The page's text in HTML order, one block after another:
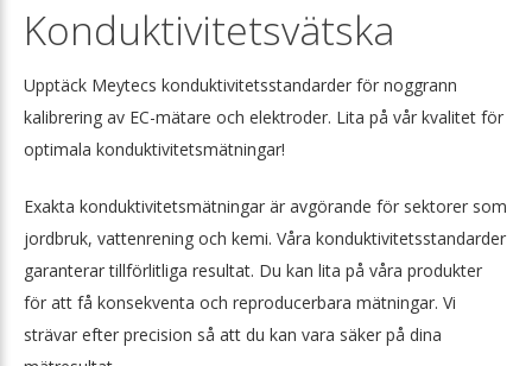
Konduktivitetsvätska
Upptäck Meytecs konduktivitetsstandarder för noggrann
kalibrering av EC-mätare och elektroder. Lita på vår kvalitet för
optimala konduktivitetsmätningar!
Exakta konduktivitetsmätningar är avgörande för sektorer som
jordbruk, vattenrening och kemi. Våra konduktivitetsstandarder
garanterar tillförlitliga resultat. Du kan lita på våra produkter
för att få konsekventa och reproducerbara mätningar. Vi
strävar efter precision så att du kan vara säker på dina